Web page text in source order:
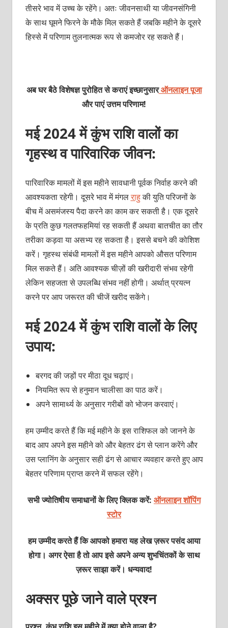
तीसरे भाव में उच्च के रहेंगे। अतः जीवनसाथी या जीवनसंगिनी
के साथ घूमने फिरने के मौके मिल सकते हैं जबकि महीने के दूसरे
हिस्से में परिणाम तुलनात्मक रूप से कमजोर रह सकते हैं।
अब घर बैठे विशेषज्ञ पुरोहित से कराएं इच्छानुसारऑनलाइन पूजा
और पाएं उत्तम परिणाम!
मई 2024 में कुंभ राशि वालों का
गृहस्थ व पारिवारिक जीवन:
पारिवारिक मामलों में इस महीने सावधानी पूर्वक निर्वाह करने की
आवश्यकता रहेगी। दूसरे भाव में मंगलराहुकी युति परिजनों के
बीच में असमंजस्य पैदा करने का काम कर सकती है। एक दूसरे
के प्रति कुछ गलतफहमियां रह सकती हैं अथवा बातचीत का तौर
तरीका कड़वा या असभ्य रह सकता है। इससे बचने की कोशिश
करें। गृहस्थ संबंधी मामलों में इस महीने आपको औसत परिणाम
मिल सकते हैं। अति आवश्यक चीज़ों की खरीदारी संभव रहेगी
लेकिन सहजता से उपलब्धि संभव नहीं होगी। अर्थात् प्रयत्न
करने पर आप जरूरत की चीजें खरीद सकेंगे।
मई 2024 में कुंभ राशि वालों के लिए
उपाय:
बरगद की जड़ों पर मीठा दूध चढ़ाएं।
नियमित रूप से हनुमान चालीसा का पाठ करें।
अपने सामार्थ्य के अनुसार गरीबों को भोजन करवाएं।
हम उम्मीद करते हैं कि मई महीने के इस राशिफल को जानने के
बाद आप अपने इस महीने को और बेहतर ढंग से प्लान करेंगे और
उस प्लानिंग के अनुसार सही ढंग से आचार व्यवहार करते हुए आप
बेहतर परिणाम प्राप्त करने में सफल रहेंगे।
सभी ज्योतिषीय समाधानों के लिए क्लिक करें: ऑनलाइन शॉपिंग
स्टोर
हम उम्मीद करते हैं कि आपको हमारा यह लेख ज़रूर पसंद आया
होगा। अगर ऐसा है तो आप इसे अपने अन्य शुभचिंतकों के साथ
ज़रूर साझा करें। धन्यवाद!
अक्सर पूछे जाने वाले प्रश्न